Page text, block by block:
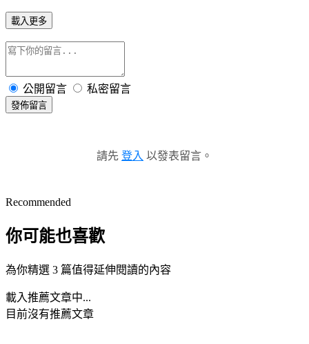
載入更多
公開留言 私密留言
發佈留言
請先 登入 以發表留言。
Recommended
你可能也喜歡
為你精選 3 篇值得延伸閱讀的內容
載入推薦文章中...
目前沒有推薦文章